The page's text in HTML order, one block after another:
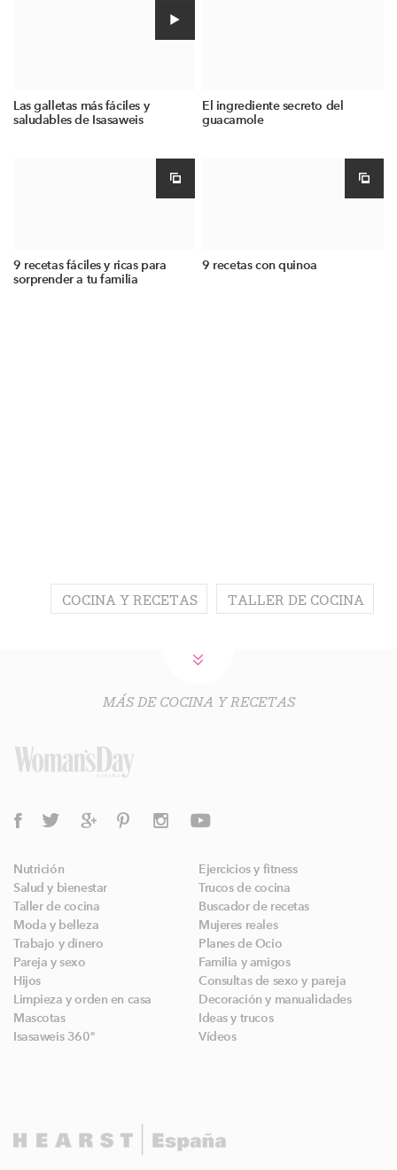
Las galletas más fáciles y
saludables de Isasaweis
El ingrediente secreto del
guacamole
9 recetas fáciles y ricas para
sorprender a tu familia
9 recetas con quinoa
COCINA Y RECETAS TALLER DE COCINA
MÁS DE COCINA Y RECETAS
Nutrición
Ejercicios y fitness
Salud y bienestar
Trucos de cocina
Taller de cocina
Buscador de recetas
Moda y belleza
Mujeres reales
Trabajo y dinero
Planes de Ocio
Pareja y sexo
Familia y amigos
Hijos
Consultas de sexo y pareja
Limpieza y orden en casa
Decoración y manualidades
Mascotas
Ideas y trucos
Isasaweis 360º
Vídeos